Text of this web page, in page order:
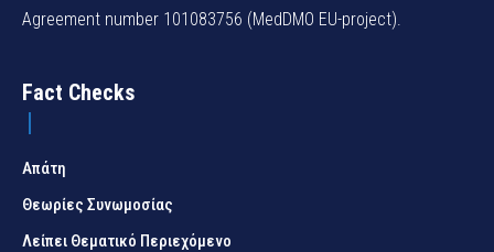
Agreement number 101083756 (MedDMO EU-project).
Fact Checks
Απάτη
Θεωρίες Συνωμοσίας
Λείπει Θεματικό Περιεχόμενο